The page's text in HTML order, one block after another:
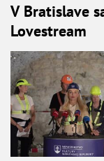
V Bratislave
Lovestream